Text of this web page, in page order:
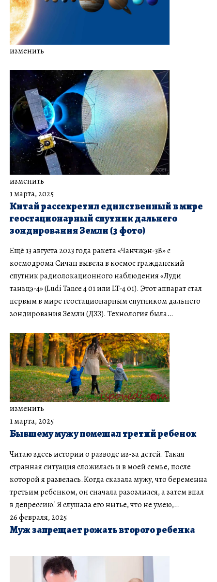
изменить
изменить
1 марта, 2025
Китай рассекретил единственный в мире
геостационарный спутник дальнего
зондирования Земли (3 фото)
Ещё 13 августа 2023 года ракета «Чанчжэн-3B» с
космодрома Сичан вывела в космос гражданский
спутник радиолокационного наблюдения «Луди
таньцэ-4» (Ludi Tance 4 01 или LT-4 01). Этот аппарат стал
первым в мире геостационарным спутником дальнего
зондирования Земли (ДЗЗ). Технология была…
изменить
1 марта, 2025
Бывшему мужу помешал третий ребенок
Читаю здесь истории о разводе из-за детей. Такая
странная ситуация сложилась и в моей семье, после
которой я развелась.Когда сказала мужу, что беременна
третьим ребенком, он сначала разозлился, а затем впал
в депрессию! Я слушала его нытье, что не умею,…
26 февраля, 2025
Муж запрещает рожать второго ребенка